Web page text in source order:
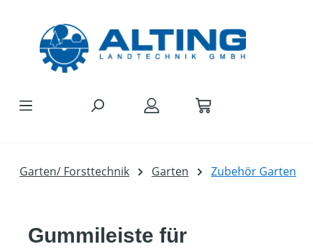
Garten/ Forsttechnik Garten Zubehör Garten
Gummileiste für